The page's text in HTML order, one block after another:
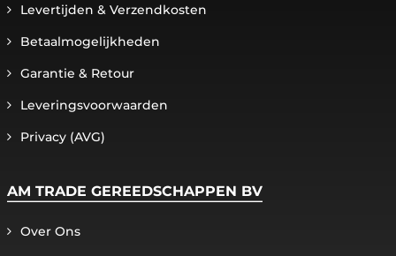
Levertijden & Verzendkosten
Betaalmogelijkheden
Garantie & Retour
Leveringsvoorwaarden
Privacy (AVG)
AM TRADE GEREEDSCHAPPEN BV
Over Ons